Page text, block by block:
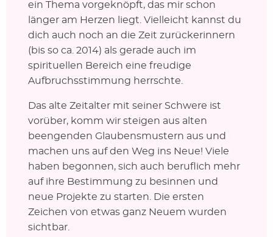
ein Thema vorgeknöpft, das mir schon
länger am Herzen liegt. Vielleicht kannst du
dich auch noch an die Zeit zurückerinnern
(bis so ca. 2014) als gerade auch im
spirituellen Bereich eine freudige
Aufbruchsstimmung herrschte.
Das alte Zeitalter mit seiner Schwere ist
vorüber, komm wir steigen aus alten
beengenden Glaubensmustern aus und
machen uns auf den Weg ins Neue! Viele
haben begonnen, sich auch beruflich mehr
auf ihre Bestimmung zu besinnen und
neue Projekte zu starten. Die ersten
Zeichen von etwas ganz Neuem wurden
sichtbar.